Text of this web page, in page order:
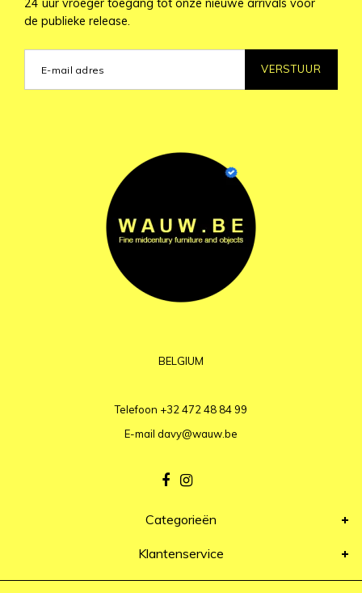
24 uur vroeger toegang tot onze nieuwe arrivals vóór
de publieke release.
VERSTUUR
BELGIUM
Telefoon +32 472 48 84 99
E-mail davy@wauw.be
Categorieën
Klantenservice